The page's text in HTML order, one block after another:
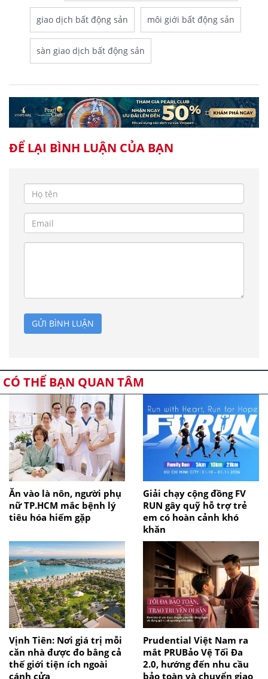
giao dịch bất động sản môi giới bất động sản
sàn giao dịch bất động sản
ĐỂ LẠI BÌNH LUẬN CỦA BẠN
GỬI BÌNH LUẬN
CÓ THỂ BẠN QUAN TÂM
Ăn vào là nôn, người phụ
nữ TP.HCM mắc bệnh lý
tiêu hóa hiếm gặp
Giải chạy cộng đồng FV
RUN gây quỹ hỗ trợ trẻ
em có hoàn cảnh khó
khăn
Vịnh Tiên: Nơi giá trị mỗi
căn nhà được đo bằng cả
thế giới tiện ích ngoài
cánh cửa
Prudential Việt Nam ra
mắt PRUBảo Vệ Tối Đa
2.0, hướng đến nhu cầu
bảo toàn và chuyển giao